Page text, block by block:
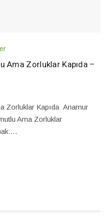
Ama Zorluklar Kapıda –
Zorluklar Kapıda Anamur
Ama Zorluklar